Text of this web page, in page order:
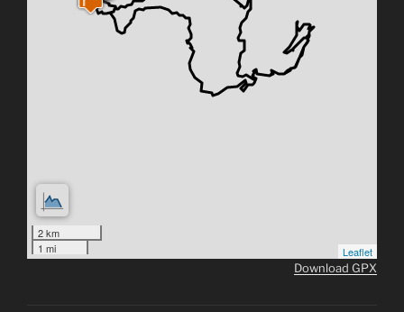
2 km
1 mi
Leaflet
Download GPX